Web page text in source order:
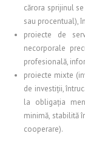
cărora sprijinul
sau procentual),
proiecte de
necorporale
profesională,
proiecte mixte
de investiții,
la obligația
minimă, stabilită
cooperare).